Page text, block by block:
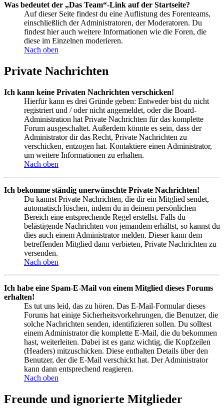
Was bedeutet der „Das Team“-Link auf der Startseite?
Auf dieser Seite findest du eine Auflistung des Forenteams,
einschließlich der Administratoren, der Moderatoren. Du
findest hier auch weitere Informationen wie die Foren, die
diese im Einzelnen moderieren.
Nach oben
Private Nachrichten
Ich kann keine Privaten Nachrichten verschicken!
Hierfür kann es drei Gründe geben: Entweder bist du nicht
registriert und / oder nicht angemeldet, oder die Board-
Administration hat Private Nachrichten für das komplette
Forum ausgeschaltet. Außerdem könnte es sein, dass der
Administrator dir das Recht, Private Nachrichten zu
verschicken, entzogen hat. Kontaktiere einen Administrator,
um weitere Informationen zu erhalten.
Nach oben
Ich bekomme ständig unerwünschte Private Nachrichten!
Du kannst Private Nachrichten, die dir ein Mitglied sendet,
automatisch löschen, indem du in deinem persönlichen
Bereich eine entsprechende Regel erstellst. Falls du
belästigende Nachrichten von jemandem erhältst, so kannst du
dies auch einem Administrator melden. Dieser kann dem
betreffenden Mitglied dann verbieten, Private Nachrichten zu
versenden.
Nach oben
Ich habe eine Spam-E-Mail von einem Mitglied dieses Forums
erhalten!
Es tut uns leid, das zu hören. Das E-Mail-Formular dieses
Forums hat einige Sicherheitsvorkehrungen, die Benutzer, die
solche Nachrichten senden, identifizieren sollen. Du solltest
einem Administrator die komplette E-Mail, die du bekommen
hast, weiterleiten. Dabei ist es ganz wichtig, die Kopfzeilen
(Headers) mitzuschicken. Diese enthalten Details über den
Benutzer, der die E-Mail verschickt hat. Der Administrator
kann dann entsprechend reagieren.
Nach oben
Freunde und ignorierte Mitglieder